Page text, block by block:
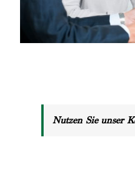
Nutzen Sie unser